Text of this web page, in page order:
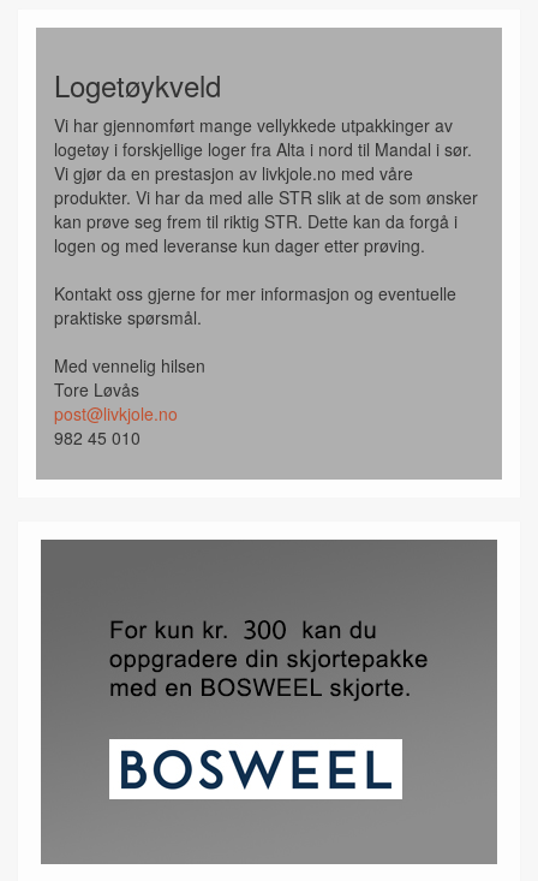
Logetøykveld
Vi har gjennomført mange vellykkede utpakkinger av
logetøy i forskjellige loger fra Alta i nord til Mandal i sør.
Vi gjør da en prestasjon av livkjole.no med våre
produkter. Vi har da med alle STR slik at de som ønsker
kan prøve seg frem til riktig STR. Dette kan da forgå i
logen og med leveranse kun dager etter prøving.
Kontakt oss gjerne for mer informasjon og eventuelle
praktiske spørsmål.
Med vennelig hilsen
Tore Løvås
post@livkjole.no
982 45 010